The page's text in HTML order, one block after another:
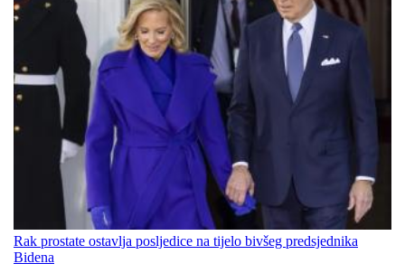
Rak prostate ostavlja posljedice na tijelo bivšeg predsjednika
Bidena